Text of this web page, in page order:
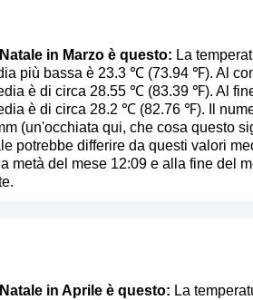
in Marzo è questo: La
più bassa è 23.3 ℃ (73.94 ℉). Al
è di circa 28.55 ℃ (83.39 ℉). Al
è di circa 28.2 ℃ (82.76 ℉). Il
(un'occhiata qui, che cosa questo
potrebbe differire da questi valori
metà del mese 12:09 e alla fine del
in Aprile è questo: La